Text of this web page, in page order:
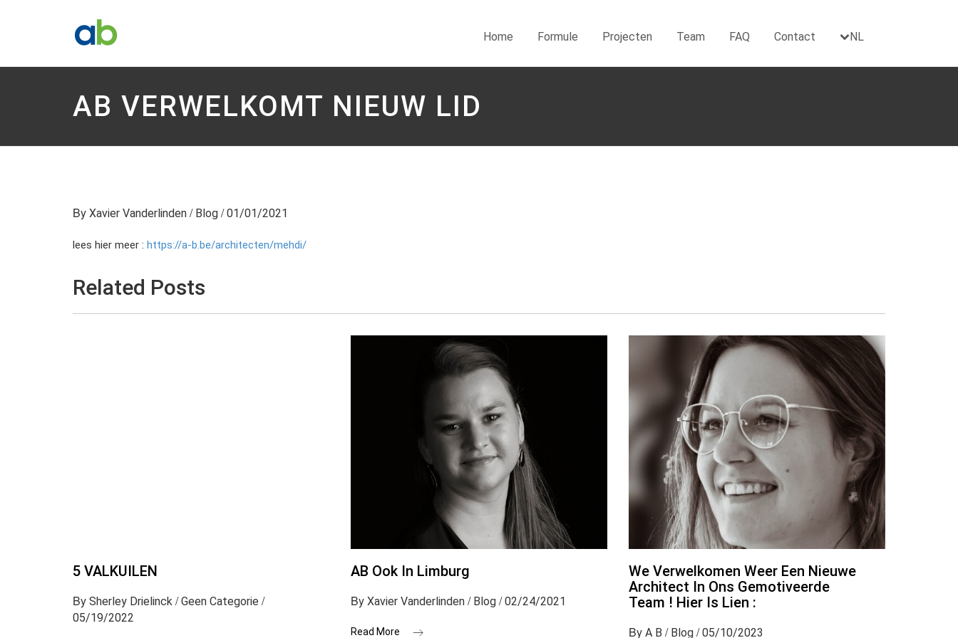
Home Formule Projecten Team FAQ Contact NL
AB VERWELKOMT NIEUW LID
By Xavier Vanderlinden / Blog /01/01/2021
lees hier meer : https://a-b.be/architecten/mehdi/
Related Posts
5 VALKUILEN
By Sherley Drielinck /Geen Categorie /
05/19/2022
AB Ook In Limburg
By Xavier Vanderlinden / Blog /02/24/2021
Read More
We Verwelkomen Weer Een Nieuwe
Architect In Ons Gemotiveerde
Team ! Hier Is Lien :
By A B / Blog /05/10/2023